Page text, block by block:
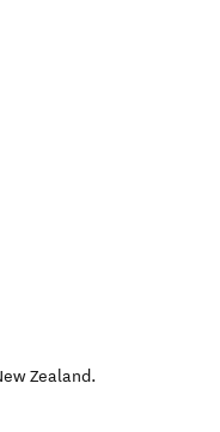
Zealand.